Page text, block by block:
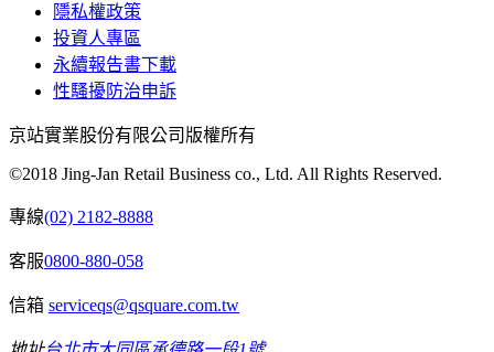
隱私權政策
投資人專區
永續報告書下載
性騷擾防治申訴
京站實業股份有限公司版權所有
©2018 Jing-Jan Retail Business co., Ltd. All Rights Reserved.
專線(02) 2182-8888
客服0800-880-058
信箱 serviceqs@qsquare.com.tw